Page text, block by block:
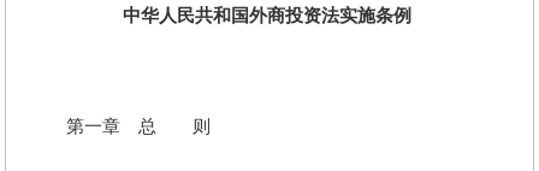
中华人民共和国外商投资法实施条例
第一章 总 则